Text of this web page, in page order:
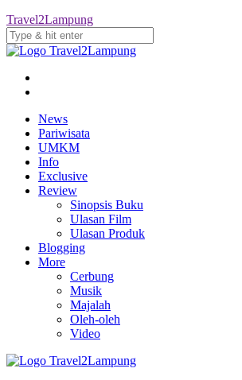
Travel2Lampung
News
Pariwisata
UMKM
Info
Exclusive
Review
Sinopsis Buku
Ulasan Film
Ulasan Produk
Blogging
More
Cerbung
Musik
Majalah
Oleh-oleh
Video